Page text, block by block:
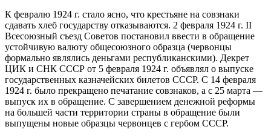
К февралю 1924 г. стало ясно, что крестьяне на совзнаки
сдавать хлеб государству отказываются. 2 февраля 1924 г. II
Всесоюзный съезд Советов постановил ввести в обращение
устойчивую валюту общесоюзного образца (червонцы
формально являлись деньгами республиканскими). Декрет
ЦИК и СНК СССР от 5 февраля 1924 г. объявлял о выпуске
государственных казначейских билетов СССР. С 14 февраля
1924 г. было прекращено печатание совзнаков, а с 25 марта —
выпуск их в обращение. С завершением денежной реформы
на большей части территории страны в обращение были
выпущены новые образцы червонцев с гербом СССР.